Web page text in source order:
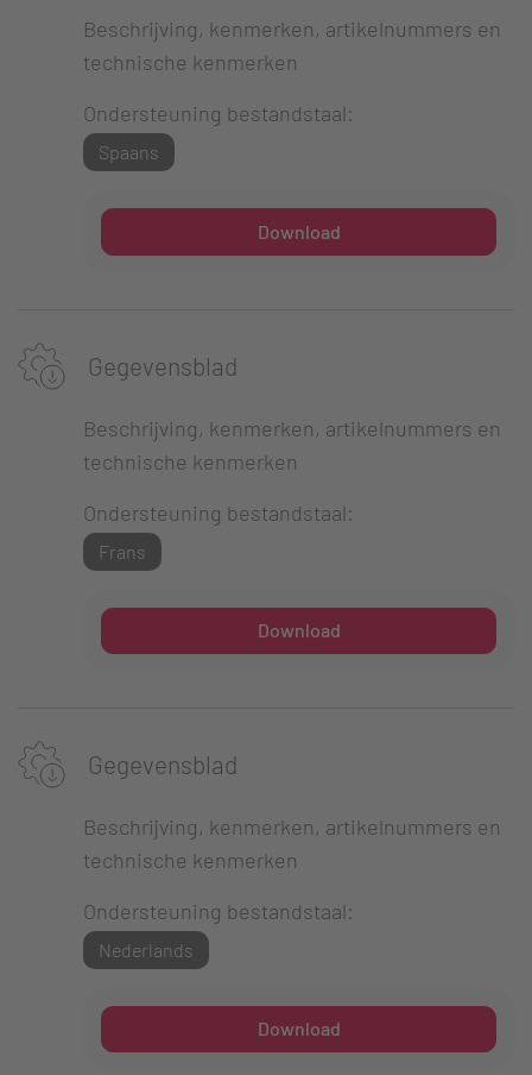
Beschrijving, kenmerken, artikelnummers en
technische kenmerken
Ondersteuning bestandstaal:
Spaans
Download
Gegevensblad
Beschrijving, kenmerken, artikelnummers en
technische kenmerken
Ondersteuning bestandstaal:
Frans
Download
Gegevensblad
Beschrijving, kenmerken, artikelnummers en
technische kenmerken
Ondersteuning bestandstaal:
Nederlands
Download